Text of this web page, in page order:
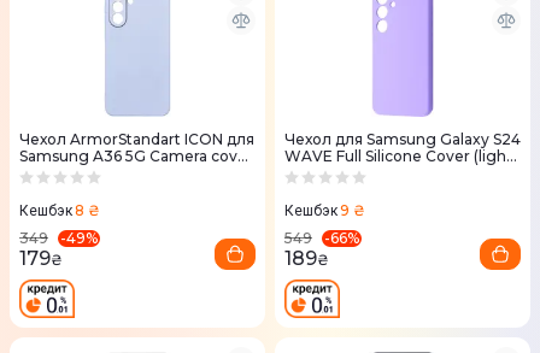
Чехол ArmorStandart ICON для
Samsung A36 5G Camera cover
Lavender (ARM82181)
Кешбэк8 ₴
349
-49%
179₴
Чехол для Samsung Galaxy S24
WAVE Full Silicone Cover (light
purple)
Кешбэк9 ₴
549
-66%
189₴